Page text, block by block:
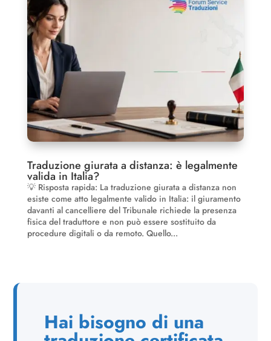
Traduzione giurata a distanza: è legalmente
valida in Italia?
💡 Risposta rapida: La traduzione giurata a distanza non
esiste come atto legalmente valido in Italia: il giuramento
davanti al cancelliere del Tribunale richiede la presenza
fisica del traduttore e non può essere sostituito da
procedure digitali o da remoto. Quello...
Hai bisogno di una